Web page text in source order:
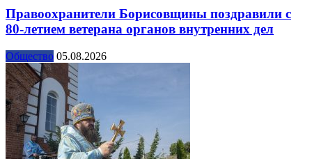
Правоохранители Борисовщины поздравили с
80-летием ветерана органов внутренних дел
Общество 05.08.2026